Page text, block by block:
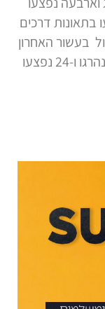
בתאונות דרכים
בעשור האחרון
(2024-2015), מתוכם ארבעה נהרגו ו-24 נפצעו